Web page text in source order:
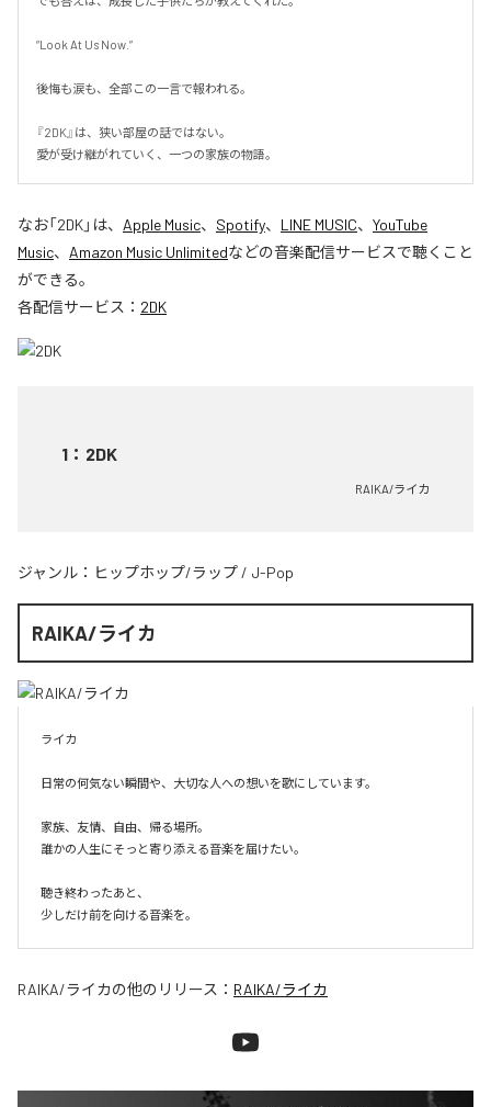
“Look At Us Now.”
後悔も涙も、全部この一言で報われる。
『2DK』は、狭い部屋の話ではない。
愛が受け継がれていく、一つの家族の物語。
なお「2DK」は、 Apple Music、 Spotify、 LINE MUSIC、 YouTube
Music、 Amazon Music Unlimitedなどの音楽配信サービスで聴くこと
ができる。
各配信サービス： 2DK
1 ： 2DK
RAIKA/ライカ
ジャンル： ヒップホップ/ラップ / J-Pop
RAIKA/ライカ
ライカ
日常の何気ない瞬間や、大切な人への想いを歌にしています。
家族、友情、自由、帰る場所。
誰かの人生にそっと寄り添える音楽を届けたい。
聴き終わったあと、
少しだけ前を向ける音楽を。
RAIKA/ライカの他のリリース： RAIKA/ライカ